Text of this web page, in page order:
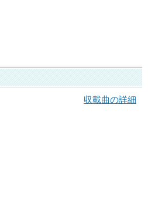
収載曲の詳細